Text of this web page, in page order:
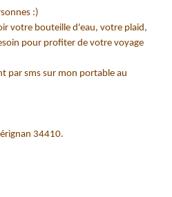
:)
votre bouteille d'eau, votre plaid,
pour profiter de votre voyage
par sms sur mon portable au
34410.